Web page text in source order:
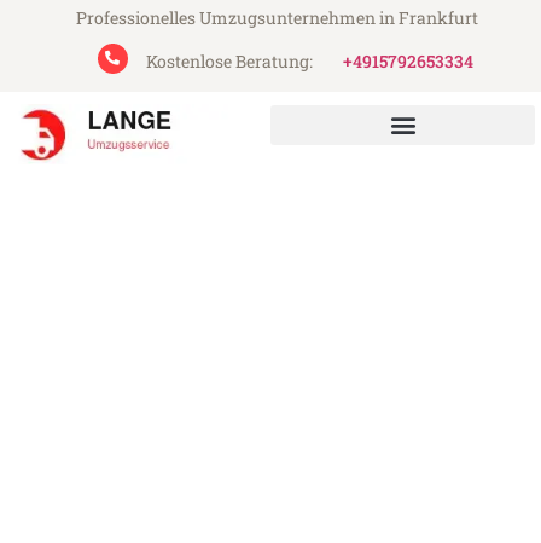
Professionelles Umzugsunternehmen in Frankfurt
Kostenlose Beratung:
+4915792653334